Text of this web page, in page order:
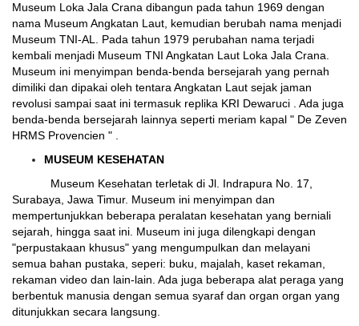
Museum Loka Jala Crana dibangun pada tahun 1969 dengan
nama Museum Angkatan Laut, kemudian berubah nama menjadi
Museum TNI-AL. Pada tahun 1979 perubahan nama terjadi
kembali menjadi Museum TNI Angkatan Laut Loka Jala Crana.
Museum ini menyimpan benda-benda bersejarah yang pernah
dimiliki dan dipakai oleh tentara Angkatan Laut sejak jaman
revolusi sampai saat ini termasuk replika KRI Dewaruci . Ada juga
benda-benda bersejarah lainnya seperti meriam kapal " De Zeven
HRMS Provencien " .
MUSEUM KESEHATAN
Museum Kesehatan terletak di Jl. Indrapura No. 17,
Surabaya, Jawa Timur. Museum ini menyimpan dan
mempertunjukkan beberapa peralatan kesehatan yang berniali
sejarah, hingga saat ini. Museum ini juga dilengkapi dengan
"perpustakaan khusus" yang mengumpulkan dan melayani
semua bahan pustaka, seperi: buku, majalah, kaset rekaman,
rekaman video dan lain-lain. Ada juga beberapa alat peraga yang
berbentuk manusia dengan semua syaraf dan organ organ yang
ditunjukkan secara langsung.